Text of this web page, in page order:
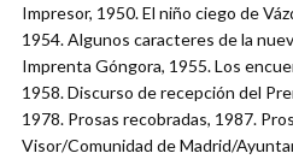
Impresor, 1950. El niño ciego de
1954. Algunos caracteres de la
Imprenta Góngora, 1955. Los
1958. Discurso de recepción del
1978. Prosas recobradas, 1987.
Visor/Comunidad de Madrid/